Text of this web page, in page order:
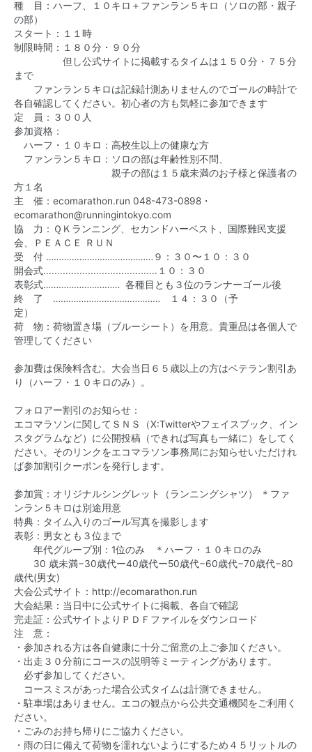
種 目：ハーフ、１０キロ＋ファンラン５キロ（ソロの部・親子
の部）
スタート：１１時
制限時間：１８０分・９０分
但し公式サイトに掲載するタイムは１５０分・７５分
まで
ファンラン５キロは記録計測ありませんのでゴールの時計で
各自確認してください。初心者の方も気軽に参加できます
定 員：３００人
参加資格：
ハーフ・１０キロ：高校生以上の健康な方
ファンラン５キロ：ソロの部は年齢性別不問、
親子の部は１５歳未満のお子様と保護者の
方１名
主 催：ecomarathon.run 048-473-0898・
ecomarathon@runningintokyo.com
協 力：ＱＫランニング、セカンドハーベスト、国際難民支援
会、ＰＥＡＣＥ ＲＵＮ
受 付 ……………………………………９：３０〜１０：３０
開会式.........................................１０：３０
表彰式………………………… 各種目とも３位のランナーゴール後
終 了 …………………………………… １４：３０（予
定
荷 物：荷物置き場（ブルーシート）を用意。貴重品は各個人で
管理してください
参加費は保険料含む。大会当日６５歳以上の方はベテラン割引あ
り（ハーフ・１０キロのみ）。
フォロアー割引のお知らせ：
エコマラソンに関してＳＮＳ（X:Twitterやフェイスブック、イン
スタグラムなど）に公開投稿（できれば写真も一緒に）をしてく
ださい。そのリンクをエコマラソン事務局にお知らせいただけれ
ば参加割引クーポンを発行します。
参加賞：オリジナルシングレット（ランニングシャツ） ＊ファ
ンラン５キロは別途用意
特典：タイム入りのゴール写真を撮影します
表彰：男女とも‪３‬位まで
年代グループ別：1位のみ ＊ハーフ・１０キロのみ
歳代(男女)
‪大会公式サイト：
大会結果：当日中に公式サイトに掲載、各自で確認
完走証：公式サイトよりＰＤＦファイルをダウンロード
注 意：
・参加される方は各自健康に十分ご留意の上ご参加ください。
・出走３０分前にコースの説明等ミーティングがあります。
必ず参加してください。
コースミスがあった場合公式タイムは計測できません。
・駐車場はありません。エコの観点から公共交通機関をご利用く
ださい。
・ごみのお持ち帰りにご協力ください。
・雨の日に備えて荷物を濡れないようにするため４５リットルの